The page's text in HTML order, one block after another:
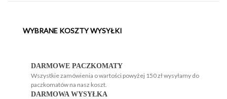
WYBRANE KOSZTY WYSYŁKI
DARMOWE PACZKOMATY
Wszystkie zamówienia o wartości powyżej 150 zł wysyłamy do
paczkomatów na nasz koszt.
DARMOWA WYSYŁKA